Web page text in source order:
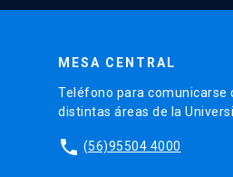
MESA CENTRAL
Teléfono para comunicarse
distintas áreas de la
phone (56)95504 4000